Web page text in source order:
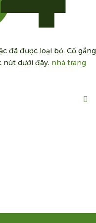
đã được loại bỏ. Cố gắng
nút dưới đây. nhà trang